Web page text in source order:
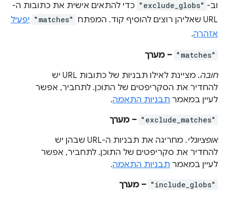
וב- "exclude_globs" כדי להתאים אישית את כתובות ה-
URL שאליהן רוצים להוסיף קוד. המפתח
"matches" יפעיל
אזהרה.
"matches" – מערך
חובה
. מציינת לאילו תבניות של כתובות URL יש
להחדיר את הסקריפטים של התוכן. לתחביר, אפשר
לעיין במאמר תבניות התאמה.
"exclude_matches" – מערך
אופציונלי
. מחריגה את תבניות ה-URL שבהן יש
להחדיר את סקריפטים של התוכן. לתחביר, אפשר
לעיין במאמר תבניות התאמה.
"include_globs" – מערך